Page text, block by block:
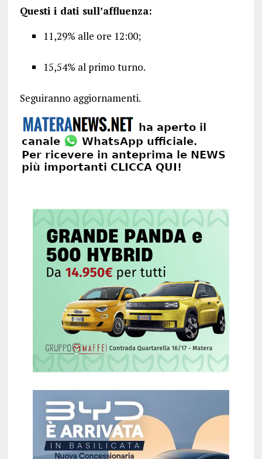
Questi i dati sull’affluenza:
11,29% alle ore 12:00;
15,54% al primo turno.
Seguiranno aggiornamenti.